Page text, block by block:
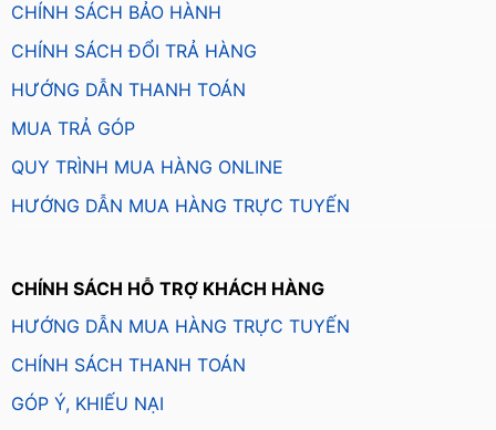
CHÍNH SÁCH BẢO HÀNH
CHÍNH SÁCH ĐỔI TRẢ HÀNG
HƯỚNG DẪN THANH TOÁN
MUA TRẢ GÓP
QUY TRÌNH MUA HÀNG ONLINE
HƯỚNG DẪN MUA HÀNG TRỰC TUYẾN
CHÍNH SÁCH HỖ TRỢ KHÁCH HÀNG
HƯỚNG DẪN MUA HÀNG TRỰC TUYẾN
CHÍNH SÁCH THANH TOÁN
GÓP Ý, KHIẾU NẠI